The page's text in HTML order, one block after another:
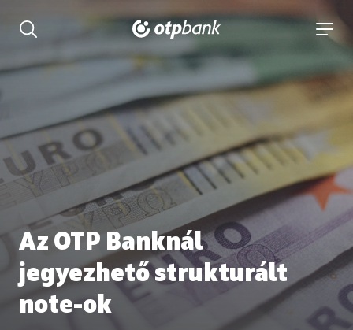
tartalmához
Keresés kinyitása
Az OTP Banknál
jegyezhető strukturált
note-ok